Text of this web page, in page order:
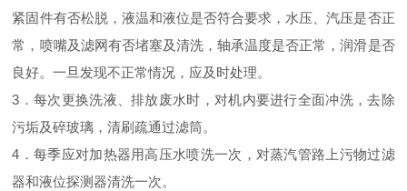
紧固件有否松脱，液温和液位是否符合要求，水压、汽压是否正
常，喷嘴及滤网有否堵塞及清洗，轴承温度是否正常，润滑是否
良好。一旦发现不正常情况，应及时处理。
3．每次更换洗液、排放废水时，对机内要进行全面冲洗，去除
污垢及碎玻璃，清刷疏通过滤筒。
4．每季应对加热器用高压水喷洗一次，对蒸汽管路上污物过滤
器和液位探测器清洗一次。